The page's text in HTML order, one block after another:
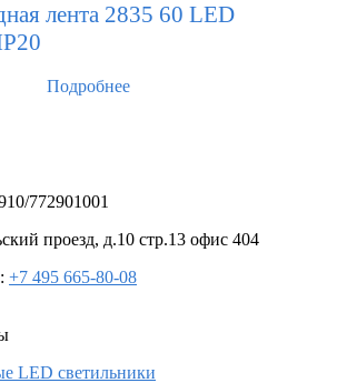
лента 2835 60 LED
Подробнее
772901001
проезд, д.10 стр.13 офис 404
+7 495 665-80-08
LED светильники